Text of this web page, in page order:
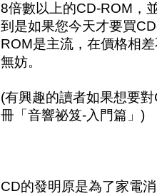
8倍數以上的CD-ROM，
到是如果您今天才要買
ROM是主流，在價格相
無妨。
(有興趣的讀者如果想要
冊「音響祕笈-入門篇」)
CD的發明原是為了家電